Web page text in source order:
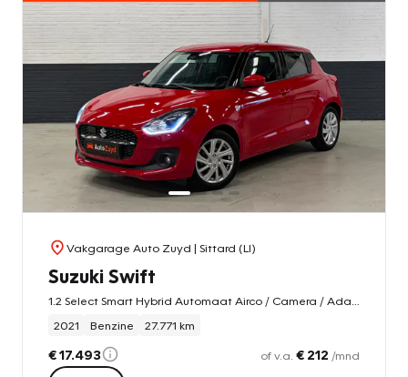
Vakgarage Auto Zuyd | Sittard (LI)
Suzuki Swift
2021
Benzine 27.771 km
€ 17.493 of v.a. € 212 /mnd